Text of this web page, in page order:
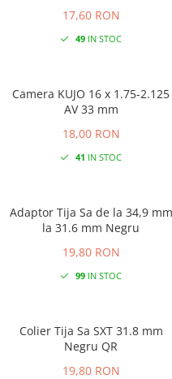
17,60 RON
49IN STOC
Camera KUJO 16 x 1.75-2.125
AV 33 mm
18,00 RON
41 IN STOC
Adaptor Tija Sa de la 34,9 mm
la 31.6 mm Negru
19,80 RON
99IN STOC
Colier Tija Sa SXT 31.8 mm
Negru QR
19,80 RON